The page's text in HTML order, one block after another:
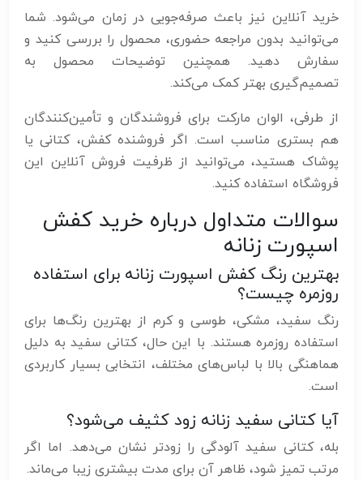
خرید آنلاین نیز باعث صرفه‌جویی در زمان می‌شود. شما
می‌توانید بدون مراجعه حضوری، محصول را بررسی کنید و
سفارش دهید. همچنین توضیحات محصول به
تصمیم‌گیری بهتر کمک می‌کند.
از طرفی، الوان مارکت برای فروشندگان و تأمین‌کنندگان
هم بستری مناسب است. اگر فروشنده کفش، کتانی یا
پوشاک هستید، می‌توانید از ظرفیت فروش آنلاین این
فروشگاه استفاده کنید.
سوالات متداول درباره خرید کفش
اسپورت زنانه
بهترین رنگ کفش اسپورت زنانه برای استفاده
روزمره چیست؟
رنگ سفید، مشکی، طوسی و کرم از بهترین رنگ‌ها برای
استفاده روزمره هستند. با این حال، کتانی سفید به دلیل
هماهنگی بالا با لباس‌های مختلف، انتخابی بسیار کاربردی
است.
آیا کتانی سفید زنانه زود کثیف می‌شود؟
بله، کتانی سفید آلودگی را زودتر نشان می‌دهد. اما اگر
مرتب تمیز شود، ظاهر آن برای مدت بیشتری زیبا می‌ماند.